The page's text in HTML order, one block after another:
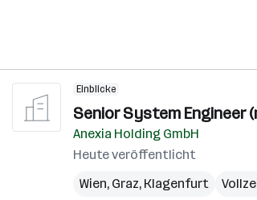
Einblicke
Senior System Engineer
Anexia Holding GmbH
Heute veröffentlicht
Wien, Graz, Klagenfurt